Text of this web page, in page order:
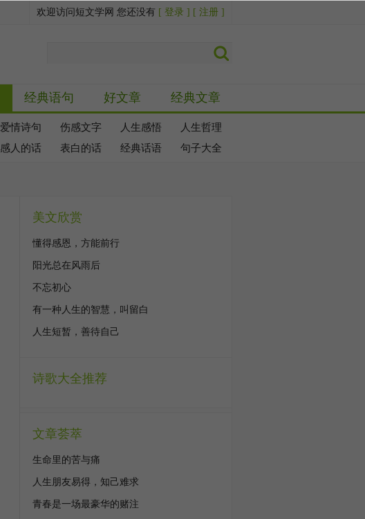
欢迎访问短文学网 您还没有 [ 登录 ] [ 注册 ]
经典语句 好文章 经典文章
爱情诗句 伤感文字 人生感悟
人生哲理
感人的话 表白的话 经典话语 句子大全
美文欣赏
懂得感恩，方能前行
阳光总在风雨后
不忘初心
有一种人生的智慧，叫留白
人生短暂，善待自己
诗歌大全推荐
文章荟萃
生命里的苦与痛
人生朋友易得，知己难求
青春是一场最豪华的赌注